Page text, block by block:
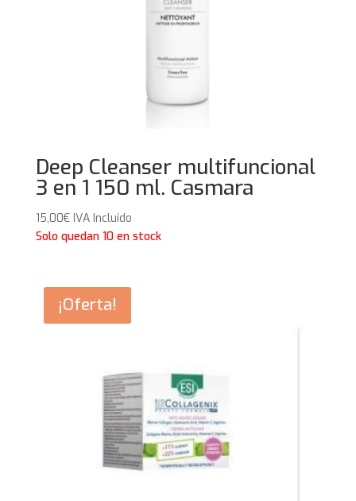
Deep Cleanser multifuncional
3 en 1 150 ml. Casmara
15,00€ IVA Incluido
Solo quedan 10 en stock
¡Oferta!